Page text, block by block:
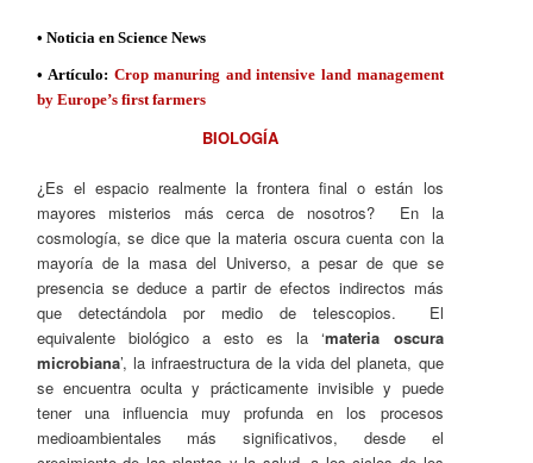
• Noticia en Science News
• Artículo: Crop manuring and intensive land management
by Europe’s first farmers
BIOLOGÍA
¿Es el espacio realmente la frontera final o están los
mayores misterios más cerca de nosotros? En la
cosmología, se dice que la materia oscura cuenta con la
mayoría de la masa del Universo, a pesar de que se
presencia se deduce a partir de efectos indirectos más
que detectándola por medio de telescopios. El
equivalente biológico a esto es la ‘materia oscura
microbiana’, la infraestructura de la vida del planeta, que
se encuentra oculta y prácticamente invisible y puede
tener una influencia muy profunda en los procesos
medioambientales más significativos, desde el